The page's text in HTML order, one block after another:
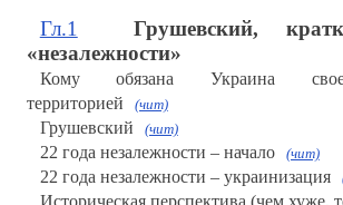
Гл.1
Грушевский,
«незалежности»
Кому обязана Украина
территорией
(чит)
Грушевский (чит)
22 года незалежности – начало (чит)
22 года незалежности – украинизация